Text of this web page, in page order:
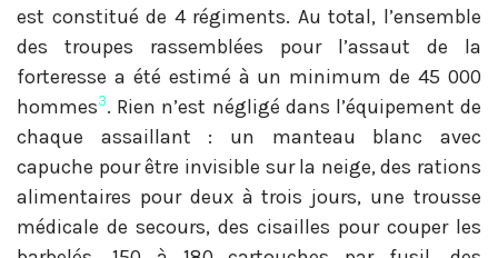
est constitué de 4 régiments. Au total, l’ensemble
des troupes rassemblées pour l’assaut de la
forteresse a été estimé à un minimum de 45 000
hommes3. Rien n’est négligé dans l’équipement de
chaque assaillant : un manteau blanc avec
capuche pour être invisible sur la neige, des rations
alimentaires pour deux à trois jours, une trousse
médicale de secours, des cisailles pour couper les